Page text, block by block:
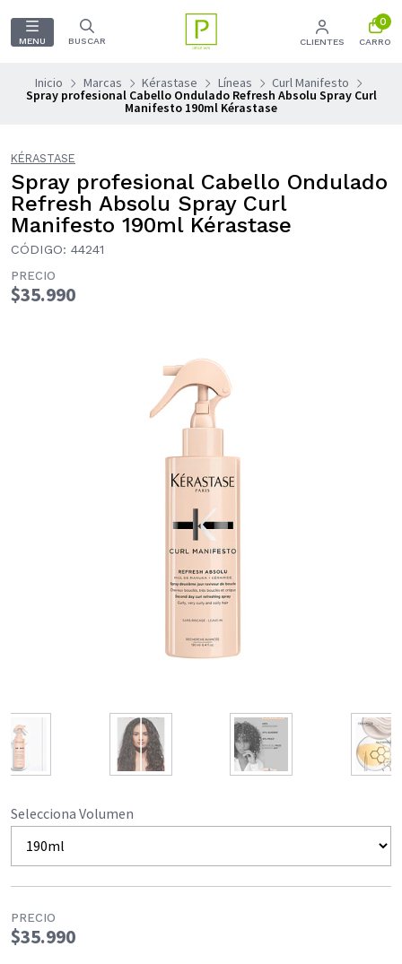
MENU BUSCAR CLIENTES
0
CARRO
Inicio Marcas Kérastase Líneas Curl Manifesto
Spray profesional Cabello Ondulado Refresh Absolu Spray Curl
Manifesto 190ml Kérastase
KÉRASTASE
Spray profesional Cabello Ondulado
Refresh Absolu Spray Curl
Manifesto 190ml Kérastase
CÓDIGO: 44241
PRECIO
$35.990
Selecciona Volumen
PRECIO
$35.990